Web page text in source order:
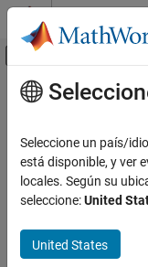
Saltar al contenido
Mostrar/
Inicio de Documentación
Contenido principal
Seleccione un país/
está disponible, y ver
locales. Según su
seleccione:United
United States